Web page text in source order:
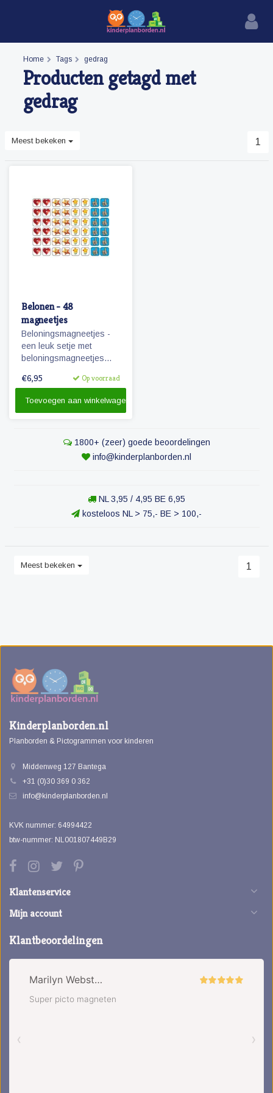
Home Tags gedrag
Producten getagd met
gedrag
Meest bekeken 1
Belonen - 48
magneetjes
Beloningsmagneetjes -
een leuk setje met
beloningsmagneetjes
jongens als meisjes.
€6,95 Op voorraad
Toevoegen aan winkelwagen
1800+ (zeer) goede beoordelingen
info@kinderplanborden.nl
NL 3,95 / 4,95 BE 6,95
kosteloos NL > 75,- BE > 100,-
Meest bekeken 1
Kinderplanborden.nl
Planborden & Pictogrammen voor kinderen
Middenweg 127 Bantega
+31 (0)30 369 0 362
info@kinderplanborden.nl
KVK nummer: 64994422
btw-nummer: NL001807449B29
Klantenservice
Mijn account
Klantbeoordelingen